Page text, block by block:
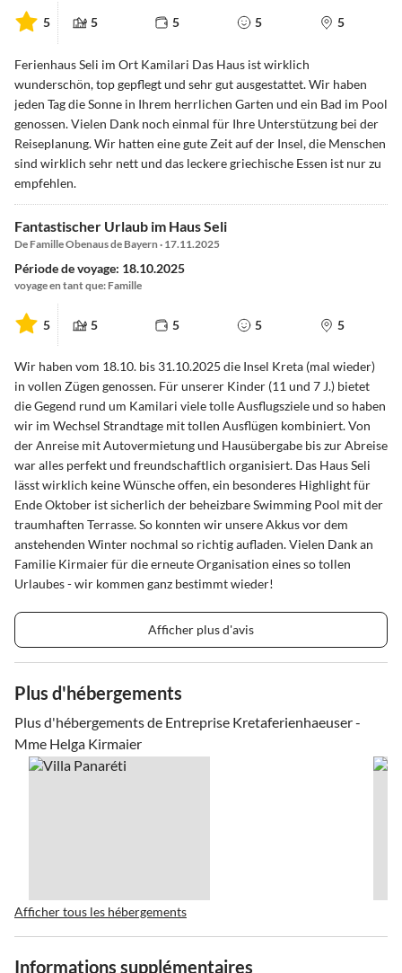
5 5 5 5 5
Ferienhaus Seli im Ort Kamilari Das Haus ist wirklich
wunderschön, top gepflegt und sehr gut ausgestattet. Wir haben
jeden Tag die Sonne in Ihrem herrlichen Garten und ein Bad im Pool
genossen. Vielen Dank noch einmal für Ihre Unterstützung bei der
Reiseplanung. Wir hatten eine gute Zeit auf der Insel, die Menschen
sind wirklich sehr nett und das leckere griechische Essen ist nur zu
empfehlen.
Fantastischer Urlaub im Haus Seli
De Famille Obenaus de Bayern · 17.11.2025
Période de voyage: 18.10.2025
voyage en tant que: Famille
5 5 5 5 5
Wir haben vom 18.10. bis 31.10.2025 die Insel Kreta (mal wieder)
in vollen Zügen genossen. Für unserer Kinder (11 und 7 J.) bietet
die Gegend rund um Kamilari viele tolle Ausflugsziele und so haben
wir im Wechsel Strandtage mit tollen Ausflügen kombiniert. Von
der Anreise mit Autovermietung und Hausübergabe bis zur Abreise
war alles perfekt und freundschaftlich organisiert. Das Haus Seli
lässt wirklich keine Wünsche offen, ein besonderes Highlight für
Ende Oktober ist sicherlich der beheizbare Swimming Pool mit der
traumhaften Terrasse. So konnten wir unsere Akkus vor dem
anstehenden Winter nochmal so richtig aufladen. Vielen Dank an
Familie Kirmaier für die erneute Organisation eines so tollen
Urlaubes - wir kommen ganz bestimmt wieder!
Afficher plus d'avis
Plus d'hébergements
Plus d'hébergements de Entreprise Kretaferienhaeuser -
Mme Helga Kirmaier
Afficher tous les hébergements
Informations supplémentaires